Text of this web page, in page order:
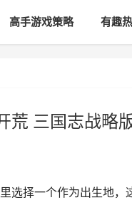
高手游戏策略 有趣
荒 三国志战略
选择一个作为出生地